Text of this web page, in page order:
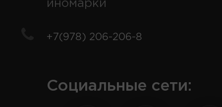
иномарки
+7(978) 206-206-8
Социальные сети: